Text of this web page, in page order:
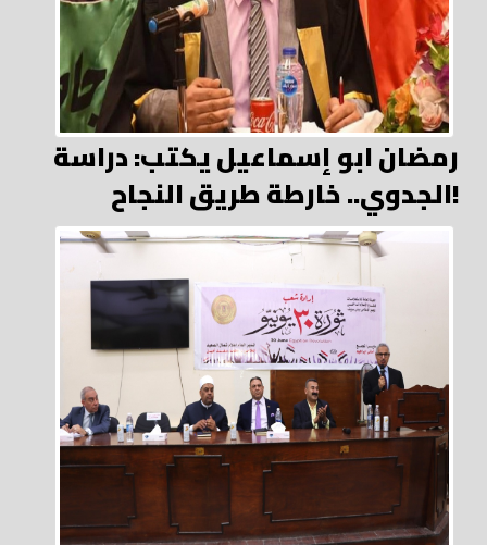
رمضان ابو إسماعيل يكتب: دراسة
الجدوي.. خارطة طريق النجاح!